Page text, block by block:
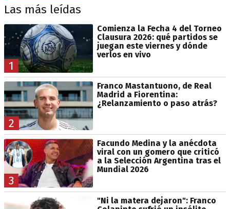
Las más leídas
1
Comienza la Fecha 4 del Torneo
Clausura 2026: qué partidos se
juegan este viernes y dónde
verlos en vivo
2
Franco Mastantuono, de Real
Madrid a Fiorentina:
¿Relanzamiento o paso atrás?
3
Facundo Medina y la anécdota
viral con un gomero que criticó
a la Selección Argentina tras el
Mundial 2026
"Ni la matera dejaron": Franco